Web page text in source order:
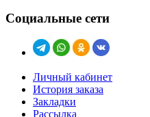
Социальные сети
Личный кабинет
История заказа
Закладки
Рассылка